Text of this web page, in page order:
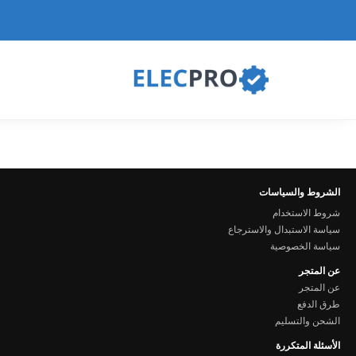
الشروط والسياسات
شروط الاستخدام
سياسة الاستبدال والاسترجاع
سياسة الخصوصية
عن المتجر
عن المتجر
طرق الدفع
الشحن والتسليم
الأسئلة المتكررة